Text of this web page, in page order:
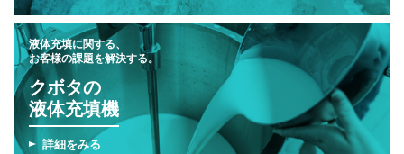
液体充填に関する、
お客様の課題を解決する。
クボタの
液体充填機
詳細をみる